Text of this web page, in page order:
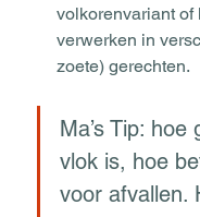
volkorenvariant of
verwerken in
zoete) gerechten.
Ma’s Tip:
vlok is, hoe
voor afvallen.